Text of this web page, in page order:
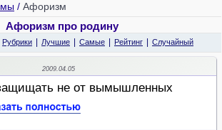
/ Афоризм
Афоризм про родину
Рубрики Лучшие Самые Рейтинг Случайный
2009.04.05
не от вымышленных